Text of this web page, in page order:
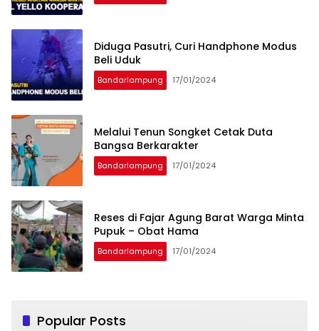
Diduga Pasutri, Curi Handphone Modus
Beli Uduk
Bandarlampung 17/01/2024
Melalui Tenun Songket Cetak Duta
Bangsa Berkarakter
Bandarlampung 17/01/2024
Reses di Fajar Agung Barat Warga Minta
Pupuk – Obat Hama
Bandarlampung 17/01/2024
Popular Posts